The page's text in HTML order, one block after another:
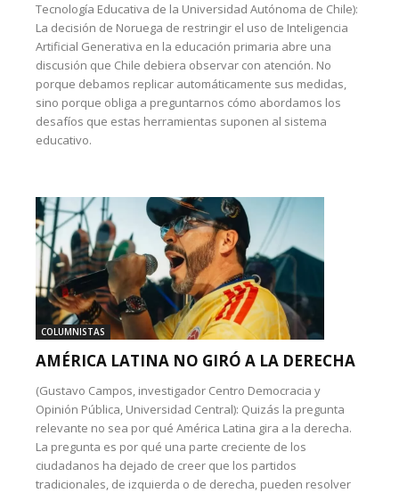
Tecnología Educativa de la Universidad Autónoma de Chile):
La decisión de Noruega de restringir el uso de Inteligencia
Artificial Generativa en la educación primaria abre una
discusión que Chile debiera observar con atención. No
porque debamos replicar automáticamente sus medidas,
sino porque obliga a preguntarnos cómo abordamos los
desafíos que estas herramientas suponen al sistema
educativo.
COLUMNISTAS
AMÉRICA LATINA NO GIRÓ A LA DERECHA
(Gustavo Campos, investigador Centro Democracia y
Opinión Pública, Universidad Central): Quizás la pregunta
relevante no sea por qué América Latina gira a la derecha.
La pregunta es por qué una parte creciente de los
ciudadanos ha dejado de creer que los partidos
tradicionales, de izquierda o de derecha, pueden resolver